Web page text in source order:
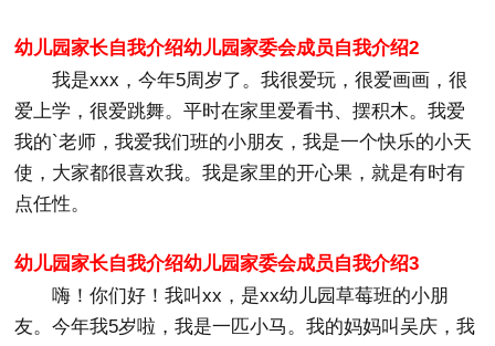
幼儿园家长自我介绍幼儿园家委会成员自我介绍2
我是xxx，今年5周岁了。我很爱玩，很爱画画，很
爱上学，很爱跳舞。平时在家里爱看书、摆积木。我爱
我的`老师，我爱我们班的小朋友，我是一个快乐的小天
使，大家都很喜欢我。我是家里的开心果，就是有时有
点任性。
幼儿园家长自我介绍幼儿园家委会成员自我介绍3
嗨！你们好！我叫xx，是xx幼儿园草莓班的小朋
友。今年我5岁啦，我是一匹小马。我的妈妈叫吴庆，我